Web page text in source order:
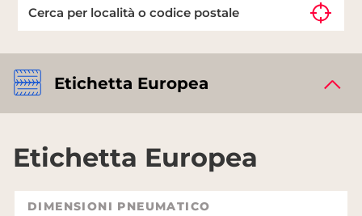
Etichetta Europea
Etichetta Europea
DIMENSIONI PNEUMATICO